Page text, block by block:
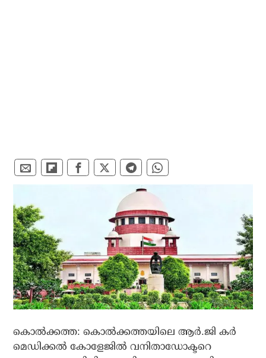
കൊല്‍ക്കത്ത: കൊല്‍ക്കത്തയിലെ ആര്‍.ജി കര്‍
മെഡിക്കല്‍ കോളേജില്‍ വനിതാഡോക്ടറെ